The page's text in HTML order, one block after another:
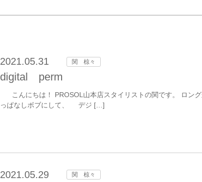
2021.05.31 関 椋々
digital perm
こんにちは！ PROSOL山本店スタイリストの関です。 ロ
っぱなしボブにして、 デジ […]
2021.05.29 関 椋々